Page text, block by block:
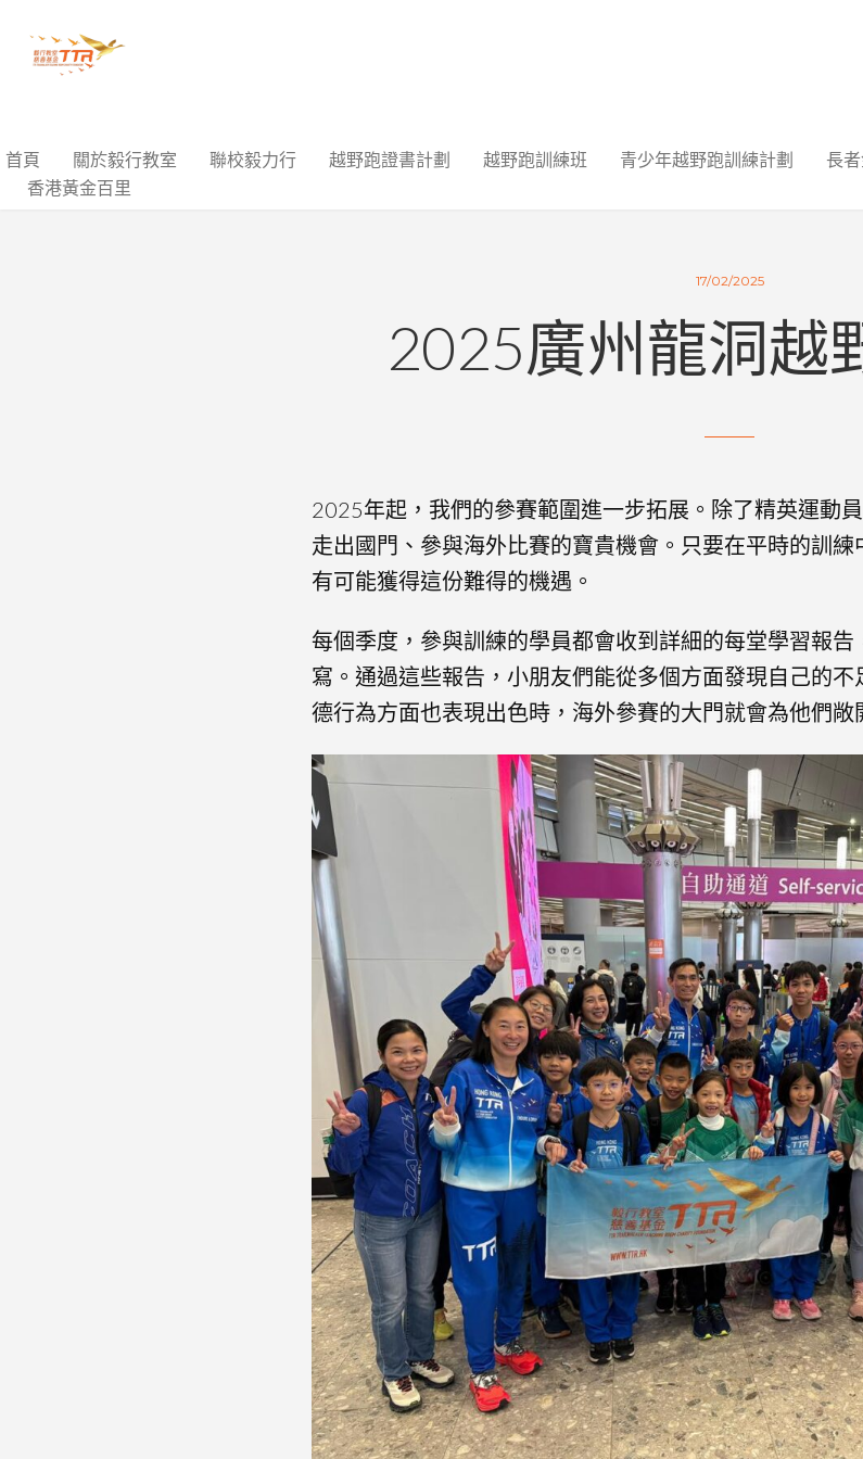
首頁 關於毅行教室 聯校毅力行 越野跑證書計劃 越野跑訓練班 青少年越野跑訓練計劃 長
香港黃金百里
17/02/2025
2025廣州龍洞越
2025年起，我們的參賽範圍進一步拓展。除了精英運動
走出國門、參與海外比賽的寶貴機會。只要在平時的訓
有可能獲得這份難得的機遇。
每個季度，參與訓練的學員都會收到詳細的每堂學習報
寫。通過這些報告，小朋友們能從多個方面發現自己的
德行為方面也表現出色時，海外參賽的大門就會為他們敞